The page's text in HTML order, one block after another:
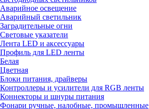
Аварийное освещение
Аварийный светильник
Заградительные огни
Световые указатели
Лента LED и аксессуары
Профиль для LED ленты
Белая
Цветная
Блоки питания, драйверы
Контроллеры и усилители для RGB ленты
Коннекторы и шнуры питания
Фонари ручные, налобные, промышленные